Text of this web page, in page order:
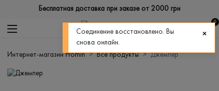
Бесплатная доставка при заказе от 2000 грн
0
Интернет-магазин Promin Все продукты Джемпер
Соединение восстановлено. Вы
снова онлайн.